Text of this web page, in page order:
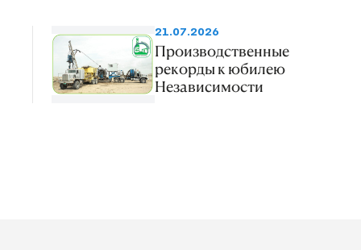
21.07.2026
Производственные
рекорды к юбилею
Независимости